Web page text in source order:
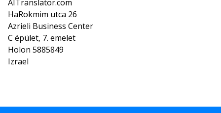
AITranslator.com
HaRokmim utca 26
Azrieli Business Center
C épület, 7. emelet
Holon 5885849
Izrael